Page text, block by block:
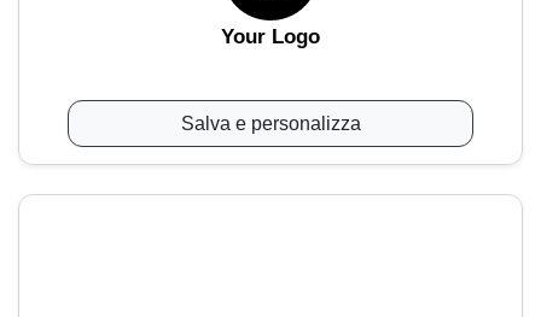
Your Logo
Salva e personalizza